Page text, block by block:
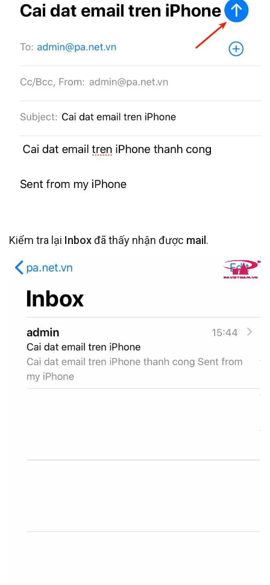
Kiểm tra lại Inboxđã thấy nhận được mail .